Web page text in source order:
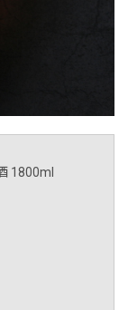
1800ml